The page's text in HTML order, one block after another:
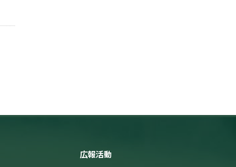
広報活動